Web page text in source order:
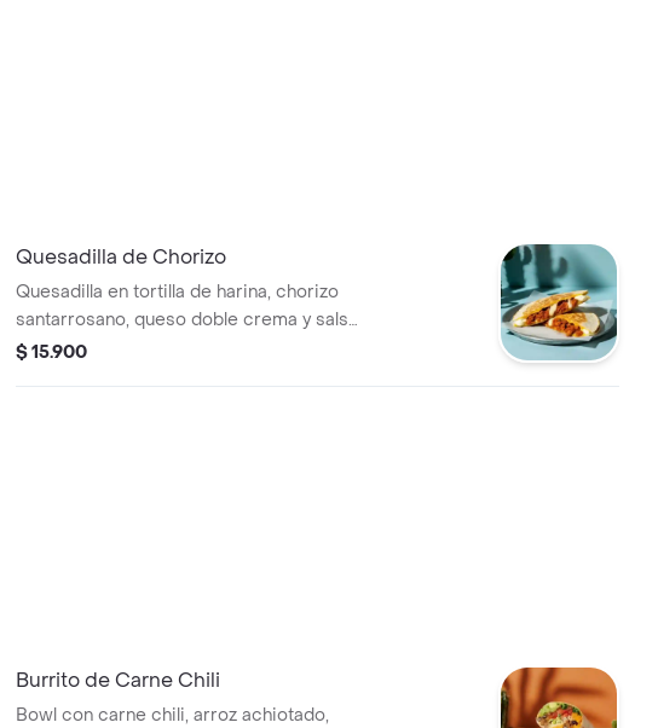
Quesadilla de Chorizo
Quesadilla en tortilla de harina, chorizo
santarrosano, queso doble crema y salsa
verde.
$ 15.900
Burrito de Carne Chili
Bowl con carne chili, arroz achiotado,